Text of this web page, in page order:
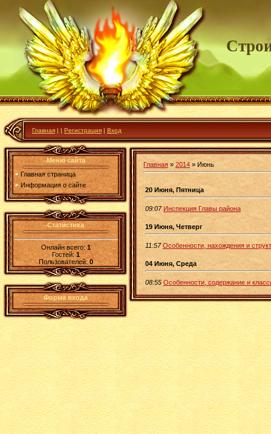
Главная | | Регистрация | Вход
Меню сайта
Главная страница
Информация о сайте
Статистика
Онлайн всего:1
Гостей:1
Пользователей: 0
Форма входа
Главная » 2014 » Июнь
20 Июня, Пятница
09:07 Инспекция Главы района
19 Июня, Четверг
11:57 Особенности, нахождения и
04 Июня, Среда
08:55 Особенности, содержание и